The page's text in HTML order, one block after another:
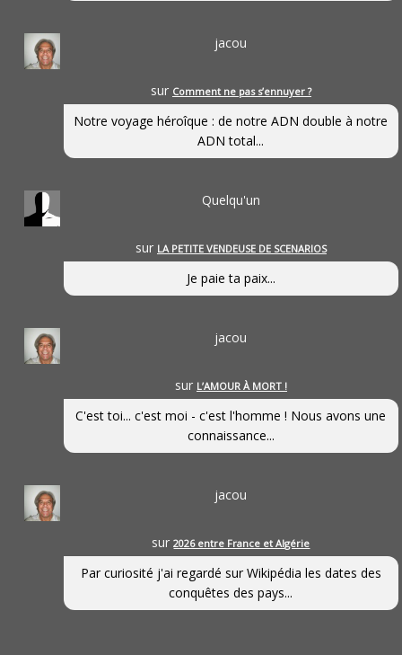
jacou
sur Comment ne pas s’ennuyer ?
Notre voyage héroîque : de notre ADN double à notre
ADN total...
Quelqu'un
sur LA PETITE VENDEUSE DE SCENARIOS
Je paie ta paix...
jacou
sur L’AMOUR À MORT !
C'est toi... c'est moi - c'est l'homme ! Nous avons une
connaissance...
jacou
sur2026 entre France et Algérie
Par curiosité j'ai regardé sur Wikipédia les dates des
conquêtes des pays...